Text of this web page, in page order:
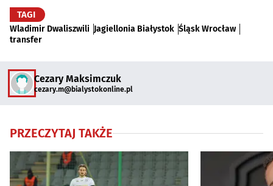
TAGI
Wladimir Dwaliszwili Jagiellonia Białystok Śląsk Wrocław
transfer
Cezary Maksimczuk
cezary.m@bialystokonline.pl
PRZECZYTAJ TAKŻE